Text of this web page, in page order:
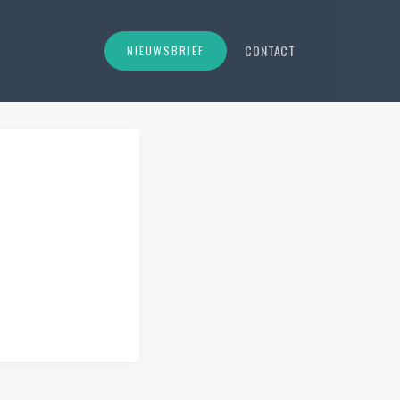
NIEUWSBRIEF CONTACT